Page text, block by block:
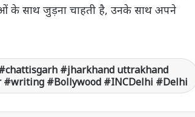
के साथ जुड़ना चाहती है, उनके साथ अपने
#jharkhand uttrakhand
#writing #Bollywood #INCDelhi #Delhi